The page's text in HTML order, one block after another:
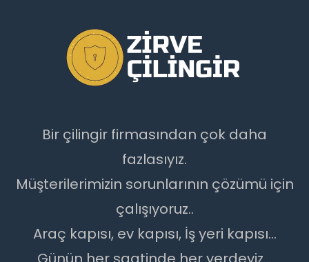
Bir çilingir firmasından çok daha
fazlasıyız.
Müşterilerimizin sorunlarının çözümü için
çalışıyoruz..
Araç kapısı, ev kapısı, İş yeri kapısı...